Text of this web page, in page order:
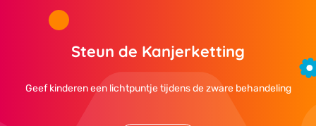
Steun de Kanjerketting
Geef kinderen een lichtpuntje tijdens de zware behandeling